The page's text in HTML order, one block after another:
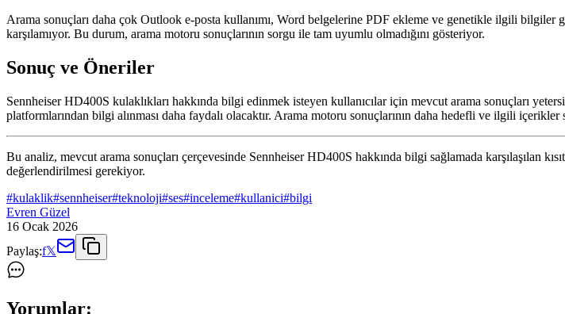
Arama sonuçları daha çok Outlook e-posta kullanımı, Word belgelerine PDF ekleme ve genetikle ilgili
karşılamıyor. Bu durum, arama motoru sonuçlarının sorgu ile tam uyumlu olmadığını gösteriyor.
Sonuç ve Öneriler
Sennheiser HD400S kulaklıkları hakkında bilgi edinmek isteyen kullanıcılar için mevcut arama sonuçları
platformlarından bilgi alınması daha faydalı olacaktır. Arama motoru sonuçlarının daha hedefli ve ilgili içerikler
Bu analiz, mevcut arama sonuçları çerçevesinde Sennheiser HD400S hakkında bilgi sağlamada karşılaşılan
değerlendirilmesi gerekiyor.
#kulaklik#sennheiser#teknoloji#ses#inceleme#kullanici#bilgi
Evren Güzel
16 Ocak 2026
Paylaş:f𝕏
Yorumlar: